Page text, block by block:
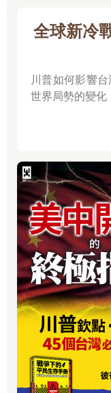
聚落」的過程中，即
都市、國家或殖民地
絡。但是，這並不代
澳洲在西方掠奪者入
澳洲大陸的「以物易
持了5萬年的繁榮。這
與自然、生物、各種
正因如此，金錢和金
成金的能力，金融也
算，但也因此，當我
斯手指碰觸之處盡變
這個角度來看，人類
存續所需要的各種自
我們該如何記取米
量，讓人類邁向繁榮
覺化三大領域的智慧
「金融視覺化」（
執著於研究浮動價格
今我們必須以創新和
衝擊視覺化，才能看
金融視覺化簡史
「金錢」和「地圖」
全球新冷
川普如何影響
世界局勢的變化